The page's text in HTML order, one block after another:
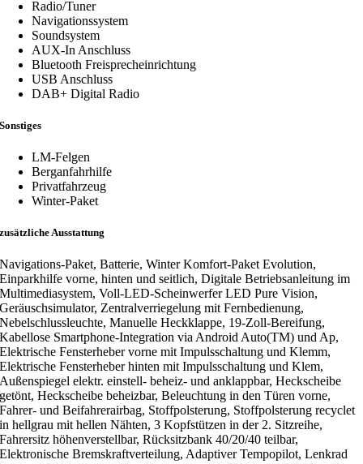
Radio/Tuner
Navigationssystem
Soundsystem
AUX-In Anschluss
Bluetooth Freisprecheinrichtung
USB Anschluss
DAB+ Digital Radio
Sonstiges
LM-Felgen
Berganfahrhilfe
Privatfahrzeug
Winter-Paket
zusätzliche Ausstattung
Navigations-Paket, Batterie, Winter Komfort-Paket Evolution,
Einparkhilfe vorne, hinten und seitlich, Digitale Betriebsanleitung im
Multimediasystem, Voll-LED-Scheinwerfer LED Pure Vision,
Geräuschsimulator, Zentralverriegelung mit Fernbedienung,
Nebelschlussleuchte, Manuelle Heckklappe, 19-Zoll-Bereifung,
Kabellose Smartphone-Integration via Android Auto(TM) und Ap,
Elektrische Fensterheber vorne mit Impulsschaltung und Klemm,
Elektrische Fensterheber hinten mit Impulsschaltung und Klem,
Außenspiegel elektr. einstell- beheiz- und anklappbar, Heckscheibe
getönt, Heckscheibe beheizbar, Beleuchtung in den Türen vorne,
Fahrer- und Beifahrerairbag, Stoffpolsterung, Stoffpolsterung recyclet
in hellgrau mit hellen Nähten, 3 Kopfstützen in der 2. Sitzreihe,
Fahrersitz höhenverstellbar, Rücksitzbank 40/20/40 teilbar,
Elektronische Bremskraftverteilung, Adaptiver Tempopilot, Lenkrad